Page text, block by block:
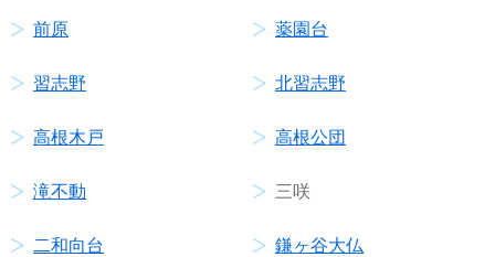
前原 薬園台
習志野 北習志野
高根木戸 高根公団
滝不動 三咲
二和向台 鎌ヶ谷大仏